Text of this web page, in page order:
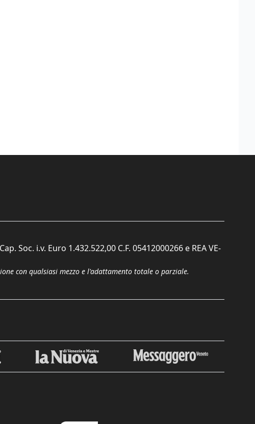
Soc. i.v. Euro 1.432.522,00 C.F. 05412000266 e REA VE-
con qualsiasi mezzo e l'adattamento totale o parziale.